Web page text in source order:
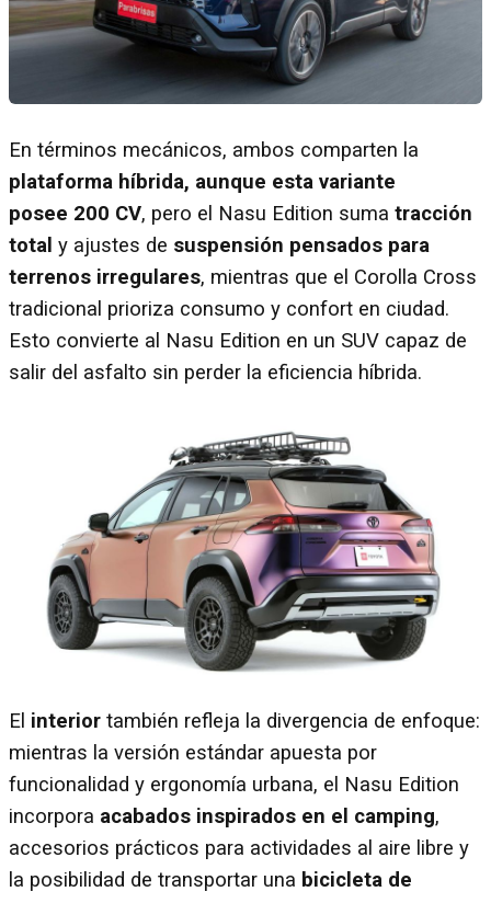
En términos mecánicos, ambos comparten la
plataforma híbrida, aunque esta variante
posee 200 CV, pero el Nasu Edition suma tracción
total y ajustes de suspensión pensados para
terrenos irregulares, mientras que el Corolla Cross
tradicional prioriza consumo y confort en ciudad.
Esto convierte al Nasu Edition en un SUV capaz de
salir del asfalto sin perder la eficiencia híbrida.
El interior también refleja la divergencia de enfoque:
mientras la versión estándar apuesta por
funcionalidad y ergonomía urbana, el Nasu Edition
incorpora acabados inspirados en el camping,
accesorios prácticos para actividades al aire libre y
la posibilidad de transportar una bicicleta de